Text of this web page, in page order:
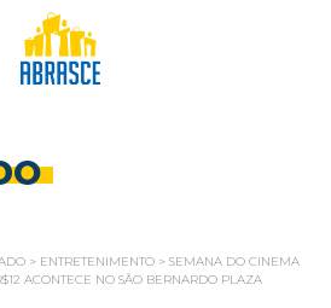
> ENTRETENIMENTO > SEMANA DO CINEMA
ACONTECE NO SÃO BERNARDO PLAZA